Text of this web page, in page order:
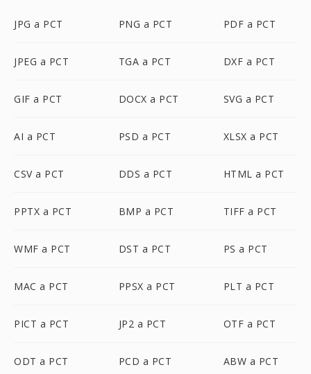
JPG a PCT PNG a PCT PDF a PCT
JPEG a PCT TGA a PCT DXF a PCT
GIF a PCT DOCX a PCT SVG a PCT
AI a PCT PSD a PCT XLSX a PCT
CSV a PCT DDS a PCT HTML a PCT
PPTX a PCT BMP a PCT TIFF a PCT
WMF a PCT DST a PCT PS a PCT
MAC a PCT PPSX a PCT PLT a PCT
PICT a PCT JP2 a PCT OTF a PCT
ODT a PCT PCD a PCT ABW a PCT